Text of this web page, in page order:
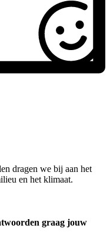
dragen we bij aan het
en het klimaat.
graag jouw